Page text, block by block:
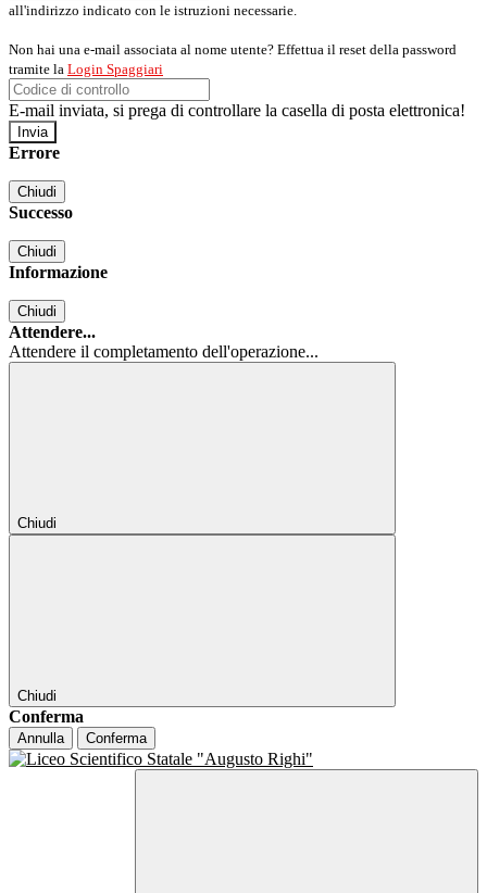
all'indirizzo indicato con le istruzioni necessarie.
Non hai una e-mail associata al nome utente? Effettua il reset della password
tramite la Login Spaggiari
E-mail inviata, si prega di controllare la casella di posta elettronica!
Errore
Chiudi
Successo
Chiudi
Informazione
Chiudi
Attendere...
Attendere il completamento dell'operazione...
Chiudi
Chiudi
Conferma
Annulla Conferma